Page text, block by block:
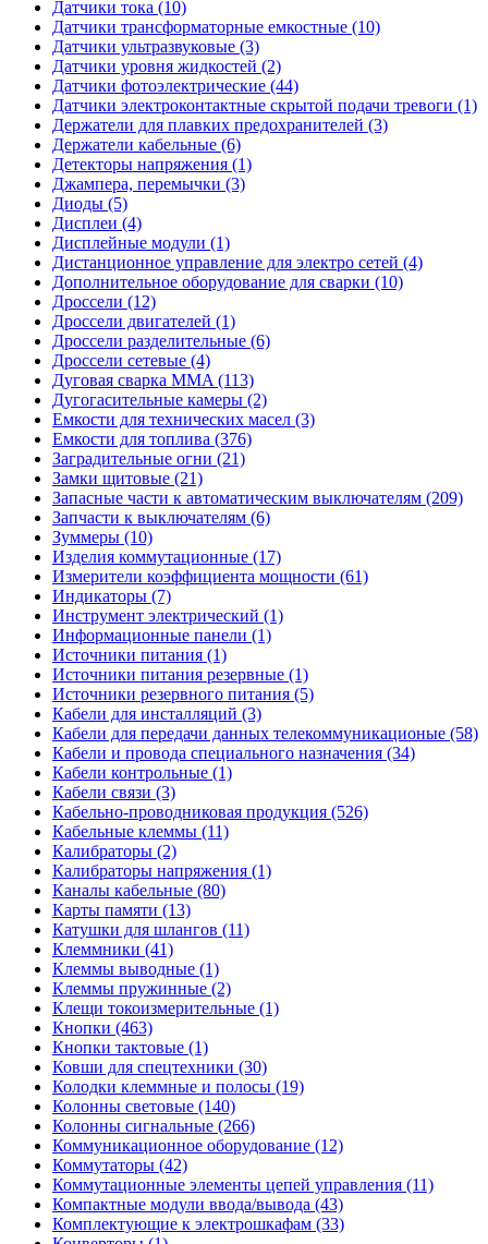
Датчики тока (10)
Датчики трансформаторные емкостные (10)
Датчики ультразвуковые (3)
Датчики уровня жидкостей (2)
Датчики фотоэлектрические (44)
Датчики электроконтактные скрытой подачи тревоги (1)
Держатели для плавких предохранителей (3)
Держатели кабельные (6)
Детекторы напряжения (1)
Джампера, перемычки (3)
Диоды (5)
Дисплеи (4)
Дисплейные модули (1)
Дистанционное управление для электро сетей (4)
Дополнительное оборудование для сварки (10)
Дроссели (12)
Дроссели двигателей (1)
Дроссели разделительные (6)
Дроссели сетевые (4)
Дуговая сварка MMA (113)
Дугогасительные камеры (2)
Емкости для технических масел (3)
Емкости для топлива (376)
Заградительные огни (21)
Замки щитовые (21)
Запасные части к автоматическим выключателям (209)
Запчасти к выключателям (6)
Зуммеры (10)
Изделия коммутационные (17)
Измерители коэффициента мощности (61)
Индикаторы (7)
Инструмент электрический (1)
Информационные панели (1)
Источники питания (1)
Источники питания резервные (1)
Источники резервного питания (5)
Кабели для инсталляций (3)
Кабели для передачи данных телекоммуникационые (58)
Кабели и провода специального назначения (34)
Кабели контрольные (1)
Кабели связи (3)
Кабельно-проводниковая продукция (526)
Кабельные клеммы (11)
Калибраторы (2)
Калибраторы напряжения (1)
Каналы кабельные (80)
Карты памяти (13)
Катушки для шлангов (11)
Клеммники (41)
Клеммы выводные (1)
Клеммы пружинные (2)
Клещи токоизмерительные (1)
Кнопки (463)
Кнопки тактовые (1)
Ковши для спецтехники (30)
Колодки клеммные и полосы (19)
Колонны световые (140)
Колонны сигнальные (266)
Коммуникационное оборудование (12)
Коммутаторы (42)
Коммутационные элементы цепей управления (11)
Компактные модули ввода/вывода (43)
Комплектующие к электрошкафам (33)